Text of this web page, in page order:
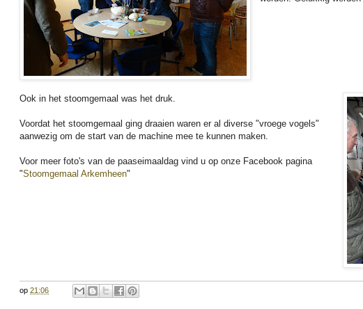
Ook in het stoomgemaal was het druk.
Voordat het stoomgemaal ging draaien waren er al diverse "vroege vogels"
aanwezig om de start van de machine mee te kunnen maken.
Voor meer foto's van de paaseimaaldag vind u op onze Facebook pagina
"Stoomgemaal Arkemheen"
op 21:06